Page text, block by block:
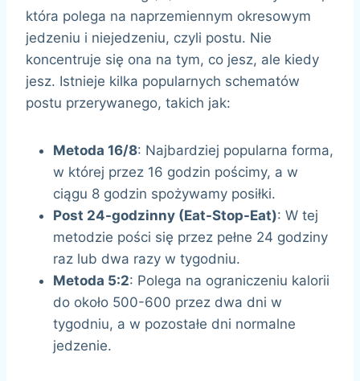
która polega na naprzemiennym okresowym
jedzeniu i niejedzeniu, czyli postu. Nie
koncentruje się ona na tym, co jesz, ale kiedy
jesz. Istnieje kilka popularnych schematów
postu przerywanego, takich jak:
Metoda 16/8: Najbardziej popularna forma,
w której przez 16 godzin pościmy, a w
ciągu 8 godzin spożywamy posiłki.
Post 24-godzinny (Eat-Stop-Eat): W tej
metodzie pości się przez pełne 24 godziny
raz lub dwa razy w tygodniu.
Metoda 5:2: Polega na ograniczeniu kalorii
do około 500-600 przez dwa dni w
tygodniu, a w pozostałe dni normalne
jedzenie.